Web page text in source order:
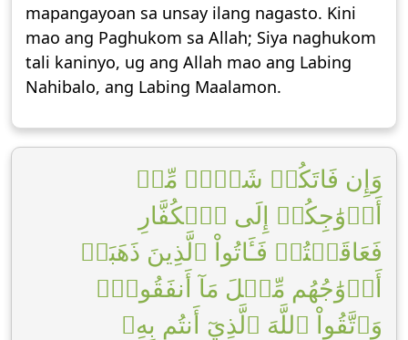
mapangayoan sa unsay ilang nagasto. Kini
mao ang Paghukom sa Allah; Siya naghukom
tali kaninyo, ug ang Allah mao ang Labing
Nahibalo, ang Labing Maalamon.
وَإِن فَاتَكُمۡ شَيۡءٞ مِّنۡ
أَزۡوَٰجِكُمۡ إِلَى ٱلۡكُفَّارِ
فَعَاقَبۡتُمۡ فَـَٔاتُواْ ٱلَّذِينَ ذَهَبَتۡ
أَزۡوَٰجُهُم مِّثۡلَ مَآ أَنفَقُواْۚ
وَٱتَّقُواْ ٱللَّهَ ٱلَّذِيٓ أَنتُم بِهِۦ